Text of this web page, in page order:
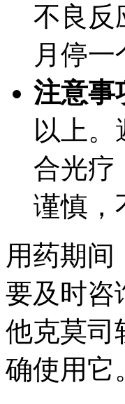
不良反
月停一
注意事
以上
合光疗
谨慎，
用药期间
要及时咨
他克莫司
确使用它